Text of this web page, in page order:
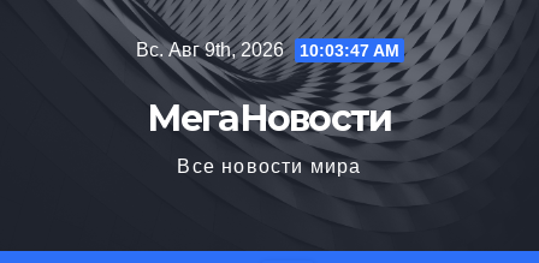
Вс. Авг 9th, 2026 10:03:48 AM
МегаНовости
Все новости мира